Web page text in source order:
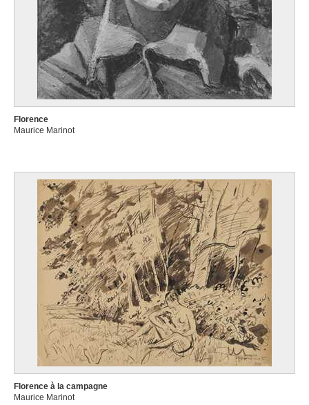
Florence
Maurice Marinot
Florence à la campagne
Maurice Marinot